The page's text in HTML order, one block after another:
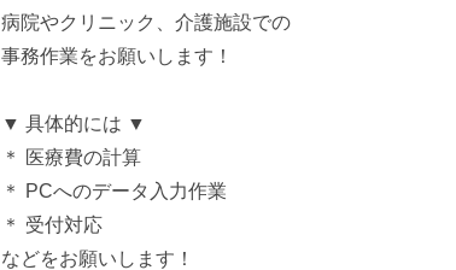
病院やクリニック、介護施設での
事務作業をお願いします！
▼ 具体的には ▼
＊ 医療費の計算
＊ PCへのデータ入力作業
＊ 受付対応
などをお願いします！